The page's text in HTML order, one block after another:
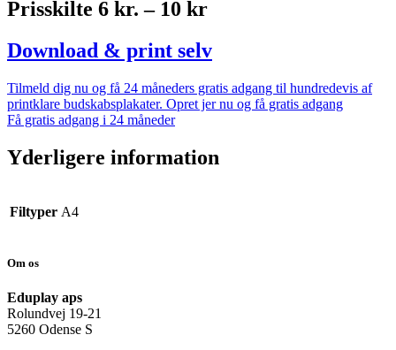
Prisskilte 6 kr. – 10 kr
Download & print selv
Tilmeld dig nu og få 24 måneders gratis adgang til hundredevis af
printklare budskabsplakater. Opret jer nu og få gratis adgang
Få gratis adgang i 24 måneder
Yderligere information
Filtyper A4
Om os
Eduplay aps
Rolundvej 19-21
5260 Odense S